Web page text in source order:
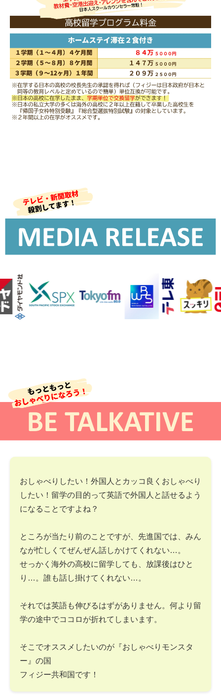
おしゃべりしたい！外国人とカッコ良くおしゃべり
したい！留学の目的って英語で外国人と話せるよう
になることですよね？
ところが当たり前のことですが、先進国では、みん
なが忙しくてぜんぜん話しかけてくれない…。
せっかく海外の高校に留学しても、放課後はひと
り…。誰も話し掛けてくれない…。
それでは英語も伸びるはずがありません。何より留
学の途中でココロが折れてしまいます。
そこでオススメしたいのが『おしゃべりモンスタ
ー』の国
フィジー共和国です！